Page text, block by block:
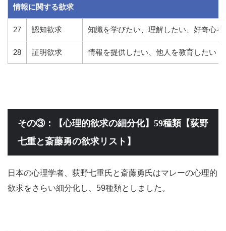
情報に関する欲求
27 認知欲求 知識を学びたい、理解したい、好奇心
28 証明欲求 情報を提供したい、他人を教育したい
その③：【心理的欲求の細分化】59種類【荻野
七重と斎藤勇の欲求リスト】
日本の心理学者、荻野七重氏と斎藤勇氏はマレーの心理的
欲求をさらい細分化し、59種類としました。